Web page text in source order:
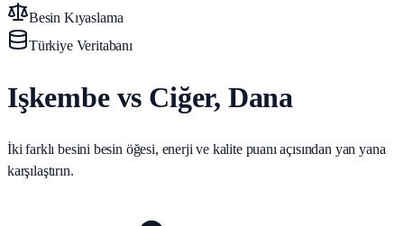
Besin Kıyaslama
Türkiye Veritabanı
Işkembe vs Ciğer, Dana
İki farklı besini besin öğesi, enerji ve kalite puanı açısından yan yana
karşılaştırın.